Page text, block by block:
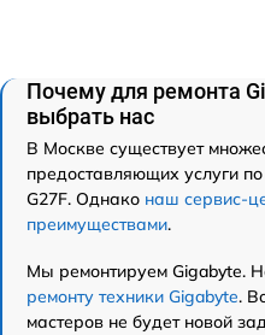
Почему для ремонта
выбрать нас
В Москве существует
предоставляющих услуги
G27F. Однако наш сервис-
преимуществами.
Мы ремонтируем Gigabyte.
ремонту техники Gigabyte.
мастеров не будет новой